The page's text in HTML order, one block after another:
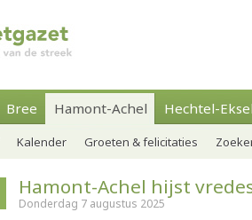
Bree Hamont-Achel Hechtel-
Kalender Groeten & felicitaties
Hamont-Achel hijst
Donderdag 7 augustus 2025